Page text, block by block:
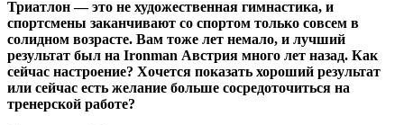
Триатлон — это не художественная гимнастика, и
спортсмены заканчивают со спортом только совсем в
солидном возрасте. Вам тоже лет немало, и лучший
результат был на Ironman Австрия много лет назад. Как
сейчас настроение? Хочется показать хороший результат
или сейчас есть желание больше сосредоточиться на
тренерской работе?